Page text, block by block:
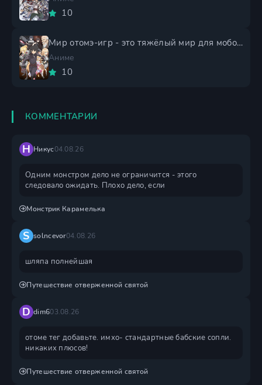
10
Мир отомэ-игр - это тяжёлый мир для мобов 2 сезон
Аниме
10
КОММЕНТАРИИ
Н Никус04.08.26
Одним монстром дело не ограничится - этого
следовало ожидать. Плохо дело, если
Монстрик Карамелька
S solncevor04.08.26
шляпа полнейшая
Путешествие отверженной святой
D dim603.08.26
отоме тег добавьте. имхо- стандартные бабские сопли.
никаких плюсов!
Путешествие отверженной святой